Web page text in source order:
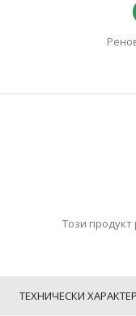
Този продукт
ТЕХНИЧЕСКИ